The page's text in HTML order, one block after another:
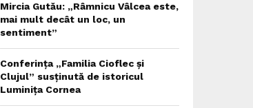
Mircia Gutău: „Râmnicu Vâlcea este,
mai mult decât un loc, un
sentiment”
Conferința „Familia Cioflec și
Clujul” susținută de istoricul
Luminița Cornea